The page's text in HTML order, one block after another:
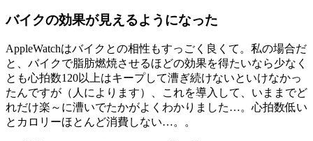
バイクの効果が見えるようになった
AppleWatchはバイクとの相性もすっごく良くて。私の場合だ
と、バイクで脂肪燃焼させるほどの効果を得たいなら少なく
とも心拍数120以上はキープして漕ぎ続けないといけなかっ
たんですが（人によります）、これを導入して、いままでど
れだけ楽～に漕いでたかがよくわかりました…。心拍数低い
とカロリーほとんど消費しない…。。